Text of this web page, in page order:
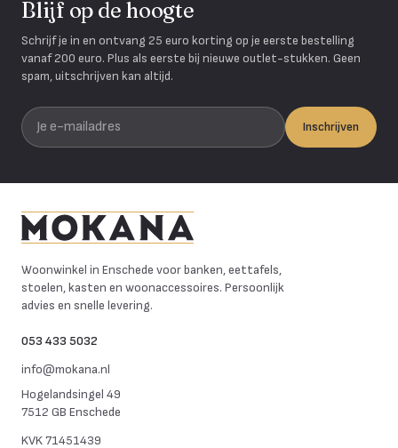
Blijf op de hoogte
Schrijf je in en ontvang 25 euro korting op je eerste bestelling
vanaf 200 euro. Plus als eerste bij nieuwe outlet-stukken. Geen
spam, uitschrijven kan altijd.
Je e-mailadres
Inschrijven
Woonwinkel in Enschede voor banken, eettafels,
stoelen, kasten en woonaccessoires. Persoonlijk
advies en snelle levering.
053 433 5032
info@mokana.nl
Hogelandsingel 49
7512 GB Enschede
KVK71451439